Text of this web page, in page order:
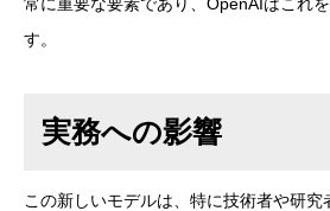
常に重要な要素であり、OpenAIはこれ
す。
実務への影響
この新しいモデルは、特に技術者や研